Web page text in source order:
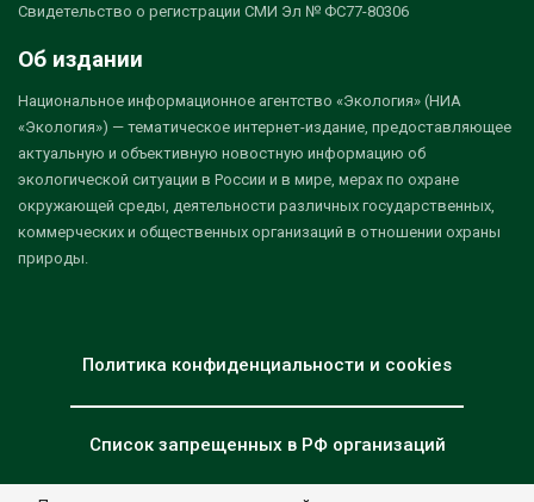
Свидетельство о регистрации СМИ Эл № ФС77-80306
Об издании
Национальное информационное агентство «Экология» (НИА
«Экология») — тематическое интернет-издание, предоставляющее
актуальную и объективную новостную информацию об
экологической ситуации в России и в мире, мерах по охране
окружающей среды, деятельности различных государственных,
коммерческих и общественных организаций в отношении охраны
природы.
Политика конфиденциальности и cookies
Список запрещенных в РФ организаций